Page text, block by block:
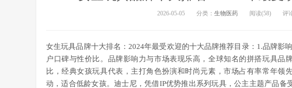
2026-05-05 分类： 生物医药 阅读(58) 评
女生玩具品牌十大排名：2024年最受欢迎的十大品牌推荐目录：1.品牌影
户口碑与性价比。品牌影响力与市场表现乐高，全球知名的拼搭玩具品
比，经典女孩玩具代表，主打角色扮演和时尚元素，市场占有率常年领
动，适合低龄女孩。迪士尼，凭借IP优势推出系列玩具，公主主题产品备